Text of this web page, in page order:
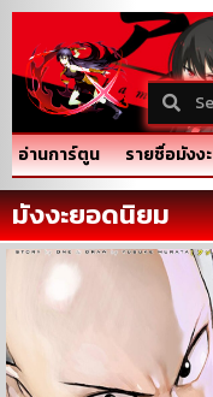
อ่านการ์ตูน รายชื่อมังงะ
มังงะยอดนิยม